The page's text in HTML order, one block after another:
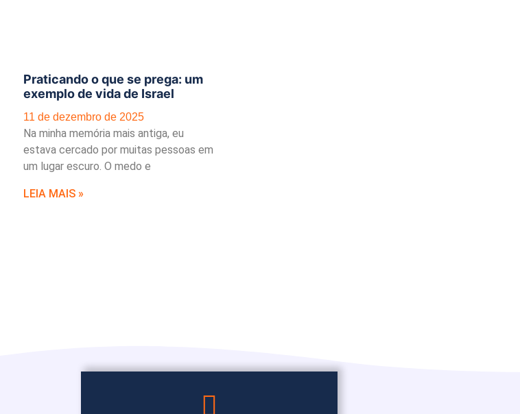
Praticando o que se prega: um
exemplo de vida de Israel
11 de dezembro de 2025
Na minha memória mais antiga, eu
estava cercado por muitas pessoas em
um lugar escuro. O medo e
LEIA MAIS »